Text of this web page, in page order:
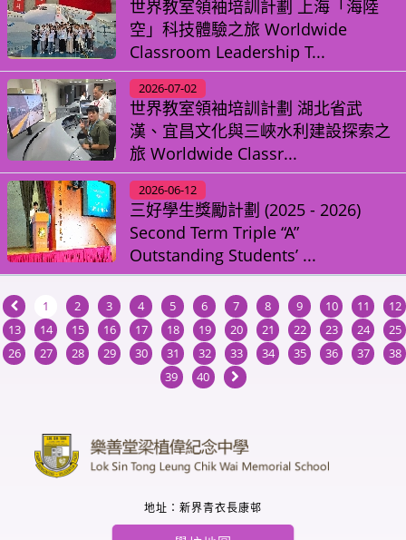
世界教室領袖培訓計劃 上海「海陸
空」科技體驗之旅 Worldwide
Classroom Leadership T...
2026-07-02
世界教室領袖培訓計劃 湖北省武
漢、宜昌文化與三峽水利建設探索之
旅 Worldwide Classr...
2026-06-12
三好學生獎勵計劃 (2025 - 2026)
Second Term Triple “A”
Outstanding Students’ ...
1 2 3 4 5 6 7 8 9 10 11
12
13
14 15 16 17 18 19 20 21 22 23 24
25
26
27 28 29 30 31 32 33 34 35 36 37
38
39
40
地址：新界青衣長康邨